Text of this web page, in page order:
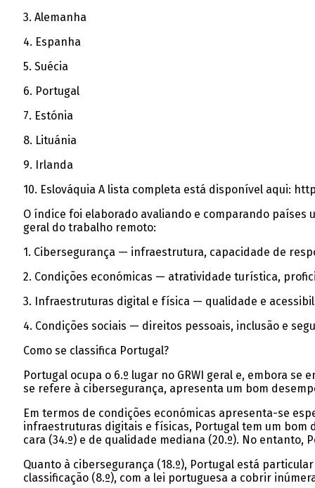
3. Alemanha
4. Espanha
5. Suécia
6. Portugal
7. Estónia
8. Lituánia
9. Irlanda
10. Eslováquia A lista completa está disponível aqui:
O índice foi elaborado avaliando e comparando
geral do trabalho remoto:
1. Cibersegurança — infraestrutura, capacidade de
2. Condições económicas — atratividade turística,
3. Infraestruturas digital e física — qualidade e
4. Condições sociais — direitos pessoais, inclusão e
Como se classifica Portugal?
Portugal ocupa o 6.º lugar no GRWI geral e, embora
se refere à cibersegurança, apresenta um bom
Em termos de condições económicas apresenta-se
infraestruturas digitais e físicas, Portugal tem um bom
cara (34.º) e de qualidade mediana (20.º). No entanto,
Quanto à cibersegurança (18.º), Portugal está
classificação (8.º), com a lei portuguesa a cobrir